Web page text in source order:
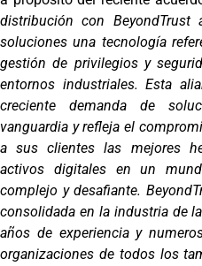
distribución con
soluciones una tecnología
gestión de privilegios y
entornos industriales. Esta
creciente demanda de
vanguardia y refleja el
a sus clientes las mejores
activos digitales en un
complejo y desafiante.
consolidada en la industria de
años de experiencia y
organizaciones de todos los